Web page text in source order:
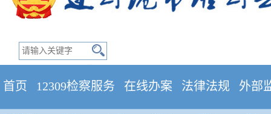
首页 12309检察服务 在线办案 法律法规 外部